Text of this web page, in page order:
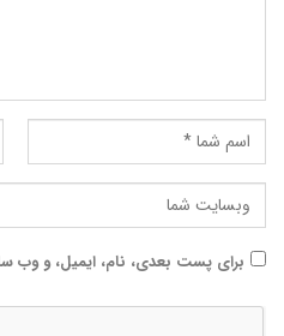
برای پست بعدی، نام، ایمیل، و وب